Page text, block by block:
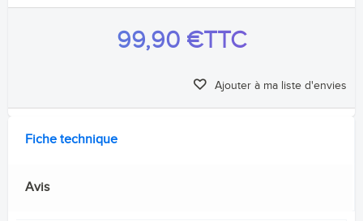
99,90 €TTC
Ajouter à ma liste d'envies
Fiche technique
Avis